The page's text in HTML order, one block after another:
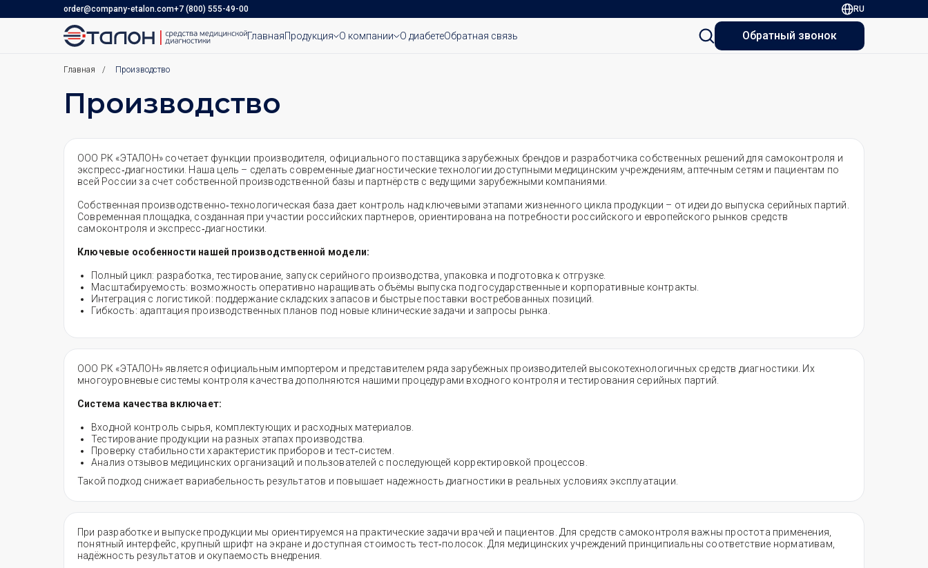
order@company-etalon.com+7 (800) 555-49-00 RU
ГлавнаяПродукция О компании О диабетеОбратная связь Обратный звонок
Главная / Производство
Производство
ООО РК «ЭТАЛОН» сочетает функции производителя, официального поставщика зарубежных брендов и разработчика собственных решений для самоконтроля и
экспресс‑диагностики. Наша цель – сделать современные диагностические технологии доступными медицинским учреждениям, аптечным сетям и пациентам по
всей России за счет собственной производственной базы и партнёрств с ведущими зарубежными компаниями.
Собственная производственно‑технологическая база дает контроль над ключевыми этапами жизненного цикла продукции – от идеи до выпуска серийных партий.
Современная площадка, созданная при участии российских партнеров, ориентирована на потребности российского и европейского рынков средств
самоконтроля и экспресс‑диагностики.
Ключевые особенности нашей производственной модели:
Полный цикл: разработка, тестирование, запуск серийного производства, упаковка и подготовка к отгрузке.​
Масштабируемость: возможность оперативно наращивать объёмы выпуска под государственные и корпоративные контракты.​
Интеграция с логистикой: поддержание складских запасов и быстрые поставки востребованных позиций.
Гибкость: адаптация производственных планов под новые клинические задачи и запросы рынка.​
ООО РК «ЭТАЛОН» является официальным импортером и представителем ряда зарубежных производителей высокотехнологичных средств диагностики. Их
многоуровневые системы контроля качества дополняются нашими процедурами входного контроля и тестирования серийных партий.
Система качества включает:
Входной контроль сырья, комплектующих и расходных материалов.
Тестирование продукции на разных этапах производства.​
Проверку стабильности характеристик приборов и тест‑систем.​
Анализ отзывов медицинских организаций и пользователей с последующей корректировкой процессов.
Такой подход снижает вариабельность результатов и повышает надежность диагностики в реальных условиях эксплуатации.​
При разработке и выпуске продукции мы ориентируемся на практические задачи врачей и пациентов. Для средств самоконтроля важны простота применения,
понятный интерфейс, крупный шрифт на экране и доступная стоимость тест‑полосок. Для медицинских учреждений принципиальны соответствие нормативам,
надёжность результатов и окупаемость внедрения.